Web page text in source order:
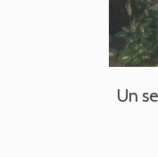
Un